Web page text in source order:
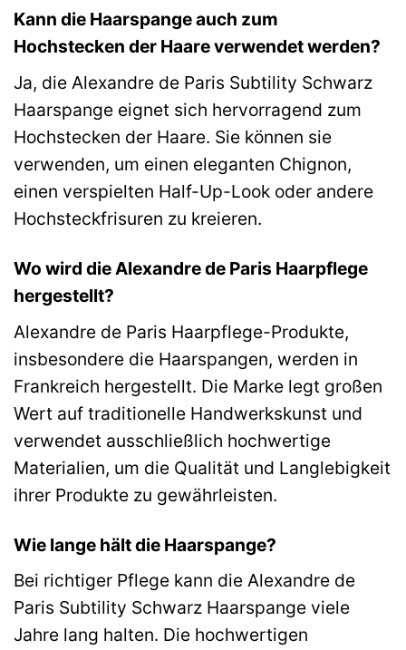
Kann die Haarspange auch zum
Hochstecken der Haare verwendet werden?
Ja, die Alexandre de Paris Subtility Schwarz
Haarspange eignet sich hervorragend zum
Hochstecken der Haare. Sie können sie
verwenden, um einen eleganten Chignon,
einen verspielten Half-Up-Look oder andere
Hochsteckfrisuren zu kreieren.
Wo wird die Alexandre de Paris Haarpflege
hergestellt?
Alexandre de Paris Haarpflege-Produkte,
insbesondere die Haarspangen, werden in
Frankreich hergestellt. Die Marke legt großen
Wert auf traditionelle Handwerkskunst und
verwendet ausschließlich hochwertige
Materialien, um die Qualität und Langlebigkeit
ihrer Produkte zu gewährleisten.
Wie lange hält die Haarspange?
Bei richtiger Pflege kann die Alexandre de
Paris Subtility Schwarz Haarspange viele
Jahre lang halten. Die hochwertigen